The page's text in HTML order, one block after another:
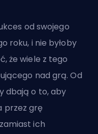
od swojego
roku, i nie byłoby
że wiele z tego
nad grą. Od
dbają o to, aby
przez grę
ich